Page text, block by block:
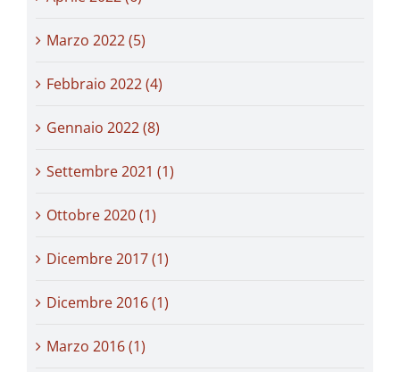
Marzo 2022 (5)
Febbraio 2022 (4)
Gennaio 2022 (8)
Settembre 2021 (1)
Ottobre 2020 (1)
Dicembre 2017 (1)
Dicembre 2016 (1)
Marzo 2016 (1)